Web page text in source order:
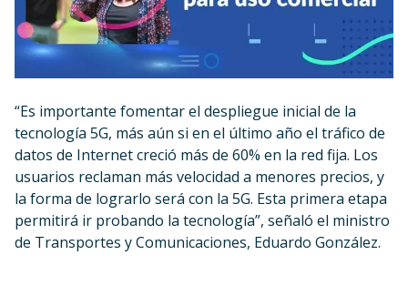
“Es importante fomentar el despliegue inicial de la
tecnología 5G, más aún si en el último año el tráfico de
datos de Internet creció más de 60% en la red fija. Los
usuarios reclaman más velocidad a menores precios, y
la forma de lograrlo será con la 5G. Esta primera etapa
permitirá ir probando la tecnología”, señaló el ministro
de Transportes y Comunicaciones, Eduardo González.